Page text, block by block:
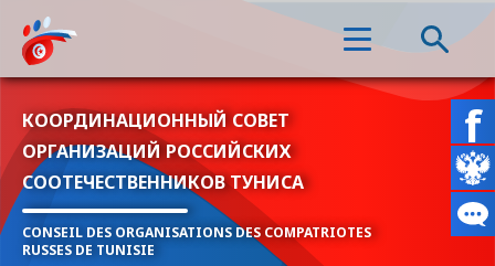
КООРДИНАЦИОННЫЙ СОВЕТ
ОРГАНИЗАЦИЙ РОССИЙСКИХ
СООТЕЧЕСТВЕННИКОВ ТУНИСА
CONSEIL DES ORGANISATIONS DES COMPATRIOTES
RUSSES DE TUNISIE